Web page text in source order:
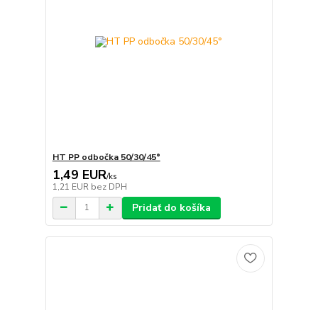
HT PP odbočka 50/30/45°
1,49 EUR/ks
1,21 EUR bez DPH
Pridať do košíka